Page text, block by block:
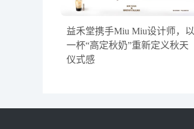
​益禾堂携手Miu Miu设计师，以
一杯“高定秋奶”重新定义秋天
仪式感